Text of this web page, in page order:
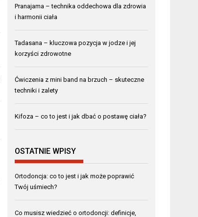
Pranajama – technika oddechowa dla zdrowia
i harmonii ciała
Tadasana – kluczowa pozycja w jodze i jej
korzyści zdrowotne
Ćwiczenia z mini band na brzuch – skuteczne
techniki i zalety
Kifoza – co to jest i jak dbać o postawę ciała?
OSTATNIE WPISY
Ortodoncja: co to jest i jak może poprawić
Twój uśmiech?
Co musisz wiedzieć o ortodoncji: definicje,